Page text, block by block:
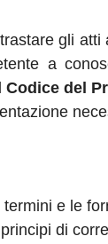
gli
a
Codice del
e le
di